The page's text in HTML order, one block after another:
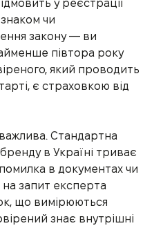
у реєстрації
чи
закону — ви
півтора року
який проводить
є страховкою від
Стандартна
в Україні триває
в документах чи
запит експерта
що вимірюються
знає внутрішні